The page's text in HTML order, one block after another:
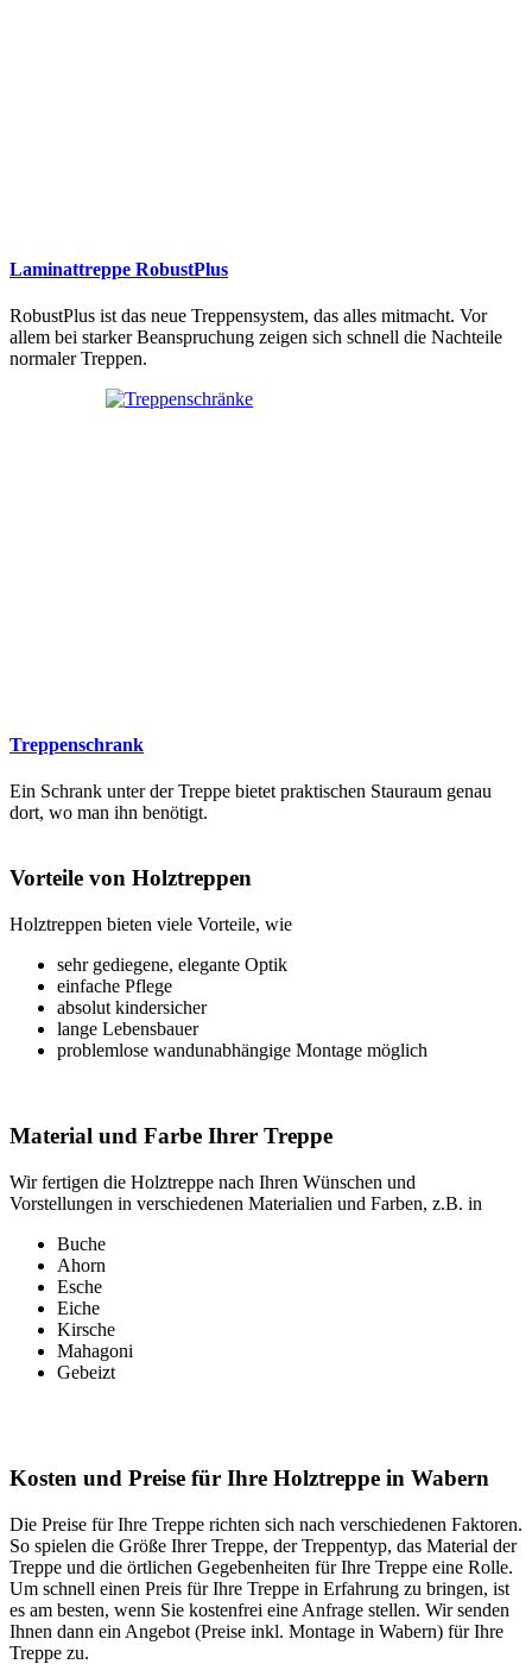
Laminattreppe RobustPlus
RobustPlus ist das neue Treppensystem, das alles mitmacht. Vor
allem bei starker Beanspruchung zeigen sich schnell die Nachteile
normaler Treppen.
Treppenschrank
Ein Schrank unter der Treppe bietet praktischen Stauraum genau
dort, wo man ihn benötigt.
Vorteile von Holztreppen
Holztreppen bieten viele Vorteile, wie
sehr gediegene, elegante Optik
einfache Pflege
absolut kindersicher
lange Lebensbauer
problemlose wandunabhängige Montage möglich
Material und Farbe Ihrer Treppe
Wir fertigen die Holztreppe nach Ihren Wünschen und
Vorstellungen in verschiedenen Materialien und Farben, z.B. in
Buche
Ahorn
Esche
Eiche
Kirsche
Mahagoni
Gebeizt
Kosten und Preise für Ihre Holztreppe in Wabern
Die Preise für Ihre Treppe richten sich nach verschiedenen Faktoren.
So spielen die Größe Ihrer Treppe, der Treppentyp, das Material der
Treppe und die örtlichen Gegebenheiten für Ihre Treppe eine Rolle.
Um schnell einen Preis für Ihre Treppe in Erfahrung zu bringen, ist
es am besten, wenn Sie kostenfrei eine Anfrage stellen. Wir senden
Ihnen dann ein Angebot (Preise inkl. Montage in Wabern) für Ihre
Treppe zu.